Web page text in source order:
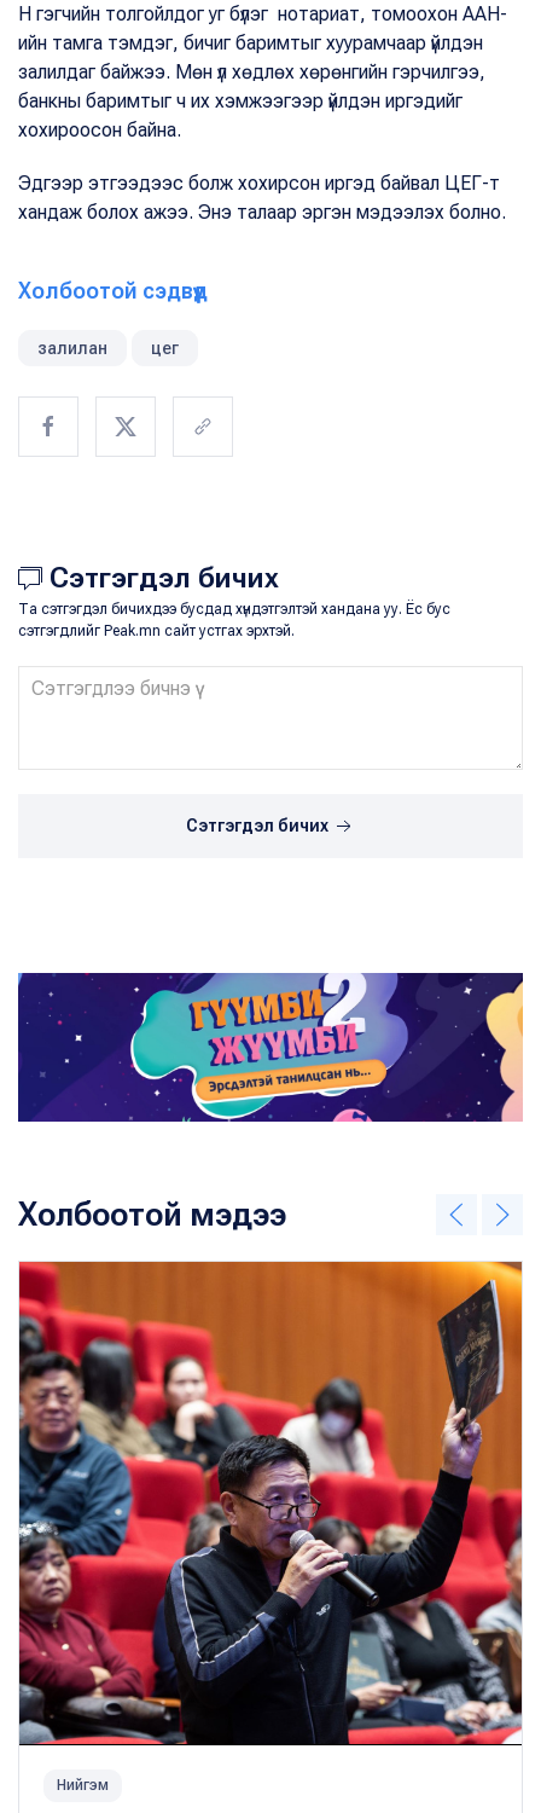
Н гэгчийн толгойлдог уг бүлэг нотариат, томоохон ААН-
ийн тамга тэмдэг, бичиг баримтыг хуурамчаар үйлдэн
залилдаг байжээ. Мөн үл хөдлөх хөрөнгийн гэрчилгээ,
банкны баримтыг ч их хэмжээгээр үйлдэн иргэдийг
хохироосон байна.
Эдгээр этгээдээс болж хохирсон иргэд байвал ЦЕГ-т
хандаж болох ажээ. Энэ талаар эргэн мэдээлэх болно.
Холбоотой сэдвүүд
залилан цег
Сэтгэгдэл бичих
Та сэтгэгдэл бичихдээ бусдад хүндэтгэлтэй хандана уу. Ёс бус
сэтгэгдлийг Peak.mn сайт устгах эрхтэй.
Сэтгэгдэл бичих
Холбоотой мэдээ
Нийгэм